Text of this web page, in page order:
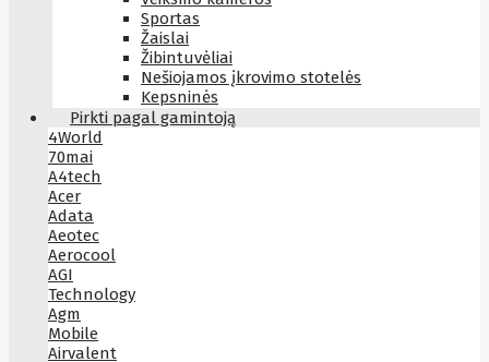
Sportas
Žaislai
Žibintuvėliai
Nešiojamos įkrovimo stotelės
Kepsninės
Pirkti pagal gamintoją
4World
70mai
A4tech
Acer
Adata
Aeotec
Aerocool
AGI
Technology
Agm
Mobile
Airvalent